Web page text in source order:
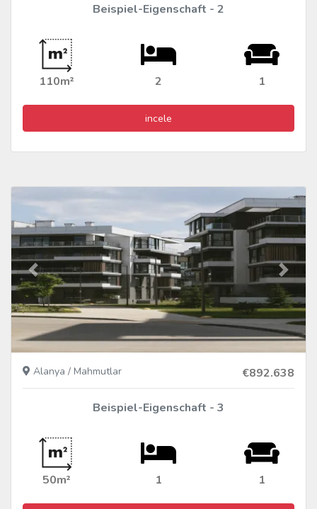
Beispiel-Eigenschaft - 2
110m² 2 1
incele
Vorher
Alanya / Mahmutlar €892.638
Beispiel-Eigenschaft - 3
50m² 1 1